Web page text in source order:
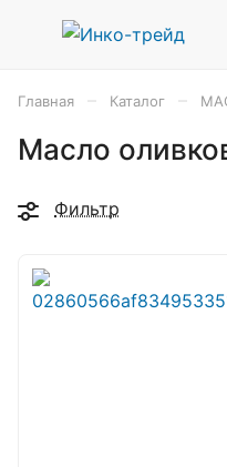
Главная Каталог
Масло
Фильтр